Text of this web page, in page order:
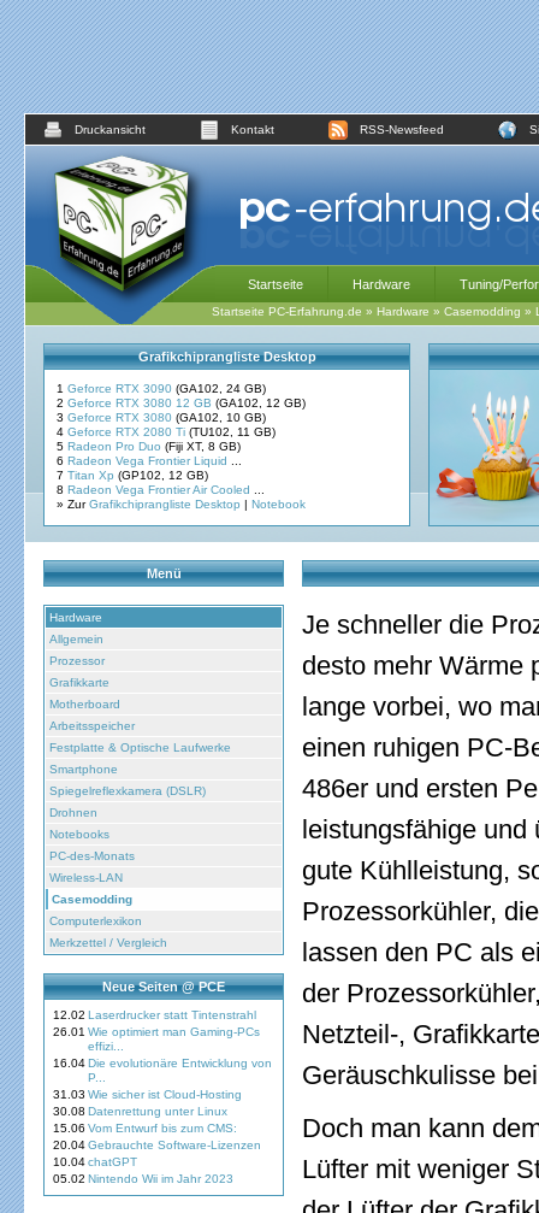
Druckansicht Kontakt RSS-Newsfeed
Startseite Hardware Tuning/
Startseite PC-Erfahrung.de » Hardware » Casemodding »
Grafikchiprangliste Desktop
1 Geforce RTX 3090 (GA102, 24 GB)
2 Geforce RTX 3080 12 GB (GA102, 12 GB)
3 Geforce RTX 3080 (GA102, 10 GB)
4 Geforce RTX 2080 Ti (TU102, 11 GB)
5 Radeon Pro Duo (Fiji XT, 8 GB)
6 Radeon Vega Frontier Liquid
7 Titan Xp (GP102, 12 GB)
8 Radeon Vega Frontier Air Cooled
» ZurGrafikchiprangliste Desktop | Notebook
Menü
Hardware
Allgemein
Prozessor
Grafikkarte
Motherboard
Arbeitsspeicher
Festplatte & Optische Laufwerke
Smartphone
Spiegelreflexkamera (DSLR)
Drohnen
Notebooks
PC-des-Monats
Wireless-LAN
Casemodding
Computerlexikon
Merkzettel / Vergleich
Neue Seiten @ PCE
12.02 Laserdrucker statt Tintenstrahl
26.01 Wie optimiert man Gaming-PCs
effizi...
16.04Die evolutionäre Entwicklung von
P...
31.03 Wie sicher ist Cloud-Hosting
30.08 Datenrettung unter Linux
15.06 Vom Entwurf bis zum CMS:
20.04Gebrauchte Software-Lizenzen
10.04chatGPT
05.02 Nintendo Wii im Jahr 2023
Je schneller die
desto mehr Wärme
lange vorbei, wo
einen ruhigen PC-
486er und ersten
leistungsfähige und
gute Kühlleistung,
Prozessorkühler,
lassen den PC als
der
Netzteil-,
Geräuschkulisse
Doch man kann
Lüfter mit weniger